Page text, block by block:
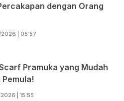
dengan Orang
| 05:57
Pramuka yang Mudah
| 15:55